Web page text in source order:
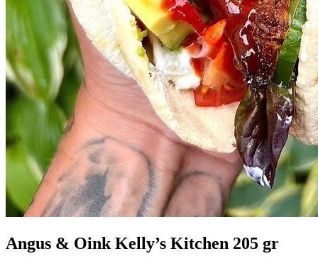
Angus & Oink Kelly’s Kitchen 205 gr